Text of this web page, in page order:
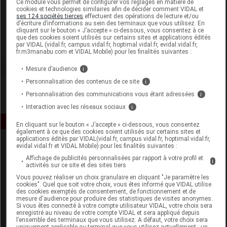
CED Cosmetics
Voir la fiche laboratoire
Espace produit
Boutique
VIDAL Expert
Ce module vous permet de configurer vos réglages en matière de
cookies et technologies similaires afin de décider comment VIDAL et
ses 124 sociétés tierces effectuent des opérations de lecture et/ou
d’écriture d’informations au sein des terminaux que vous utilisez. En
cliquant sur le bouton « J’accepte » ci-dessous, vous consentez à ce
que des cookies soient utilisés sur certains sites et applications édités
par VIDAL (vidal.fr, campus.vidal.fr, hoptimal.vidal.fr, evidal.vidal.fr,
fr.m3manabu.com et VIDAL Mobile) pour les finalités suivantes :
Mesure d’audience i
Personnalisation des contenus de ce site i
Personnalisation des communications vous étant adressées i
Interaction avec les réseaux sociaux i
En cliquant sur le bouton « J’accepte » ci-dessous, vous consentez
également à ce que des cookies soient utilisés sur certains sites et
applications édités par VIDAL(vidal.fr, campus.vidal.fr, hoptimal.vidal.fr,
evidal.vidal.fr et VIDAL Mobile) pour les finalités suivantes :
Affichage de publicités personnalisées par rapport à votre profil et
activités sur ce site et des sites tiers
i
Vous pouvez réaliser un choix granulaire en cliquant "Je paramètre les
cookies". Quel que soit votre choix, vous êtes informé que VIDAL utilise
des cookies exemptés de consentement, de fonctionnement et de
mesure d'audience pour produire des statistiques de visites anonymes.
Si vous êtes connecté à votre compte utilisateur VIDAL, votre choix sera
enregistré au niveau de votre compte VIDAL et sera appliqué depuis
l’ensemble des terminaux que vous utilisez. A défaut, votre choix sera